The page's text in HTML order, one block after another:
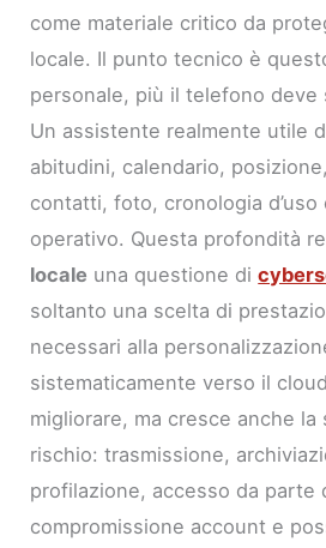
come materiale critico da
locale. Il punto tecnico è
personale, più il telefono deve
Un assistente realmente utile
abitudini, calendario,
contatti, foto, cronologia
operativo. Questa profondità
locale una questione di
soltanto una scelta di
necessari alla
sistematicamente verso il
migliorare, ma cresce anche
rischio: trasmissione,
profilazione, accesso da parte
compromissione account e